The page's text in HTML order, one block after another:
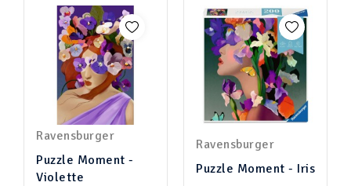
Ravensburger
Puzzle Moment -
Violette
Ravensburger
Puzzle Moment - Iris